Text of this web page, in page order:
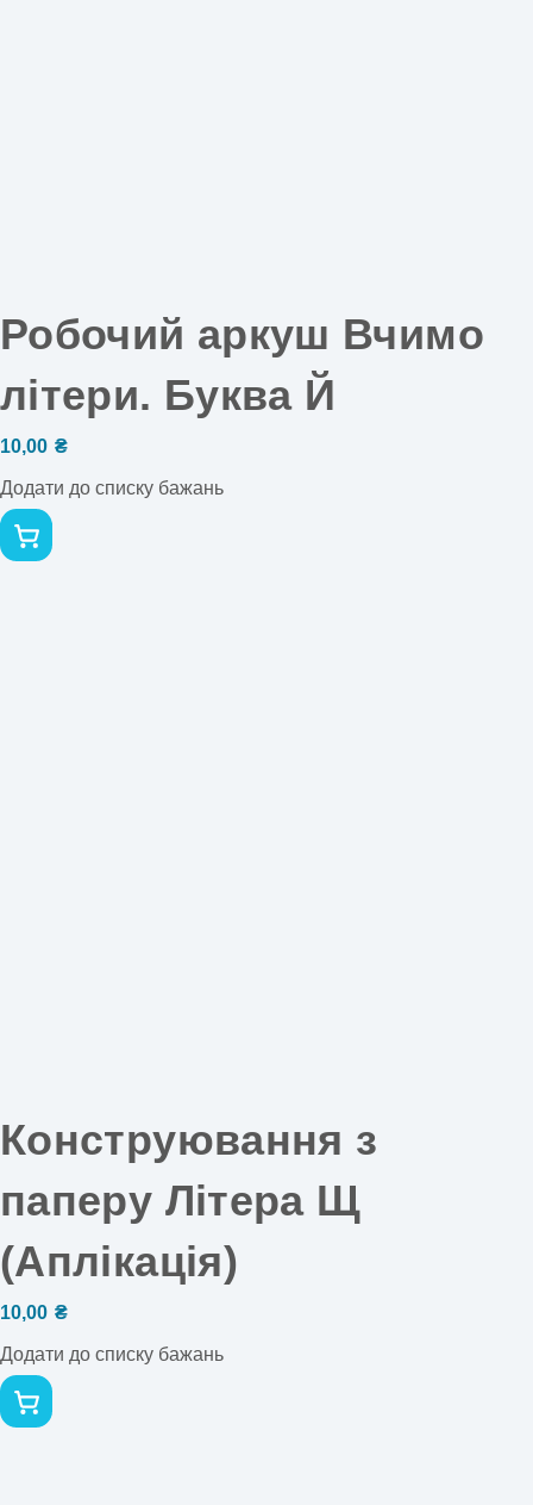
Робочий аркуш Вчимо
літери. Буква Й
10,00 ₴
Додати до списку бажань
Конструювання з
паперу Літера Щ
(Аплікація)
10,00 ₴
Додати до списку бажань